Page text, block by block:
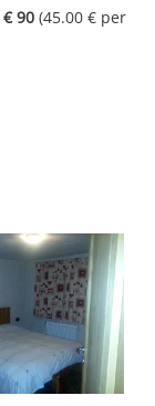
€ 90 (45.00 € per